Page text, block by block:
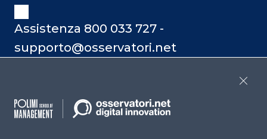
Assistenza 800 033 727 -
supporto@osservatori.net
Abbonamenti e
Supporto
Report